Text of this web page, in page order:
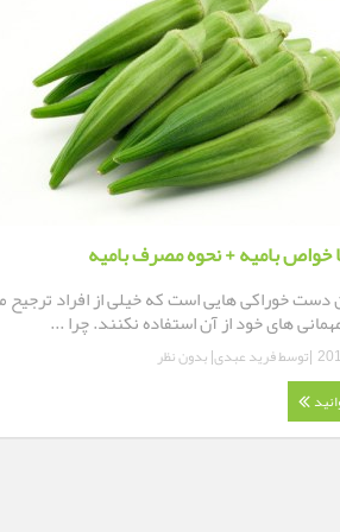
خواص بامیه + نحوه مصرف بامیه
دست خوراکی هایی است که خیلی از افراد ترجیح
های خود از آن استفاده نکنند. چرا ...
|توسطفرید عبدی|بدون نظر